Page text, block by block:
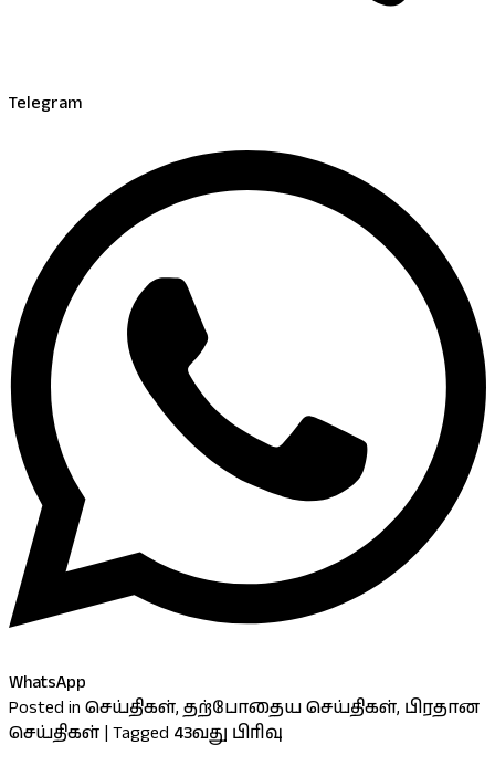
Telegram
WhatsApp
Posted in செய்திகள், தற்போதைய செய்திகள், பிரதான
செய்திகள் | Tagged 43வது பிரிவு